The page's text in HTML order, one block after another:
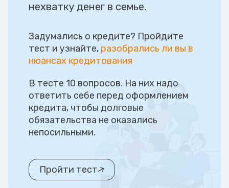
нехватку денег в семье.
Задумались о кредите? Пройдите
тест и узнайте, разобрались ли вы в
нюансах кредитования
В тесте 10 вопросов. На них надо
ответить себе перед оформлением
кредита, чтобы долговые
обязательства не оказались
непосильными.
Пройти тест